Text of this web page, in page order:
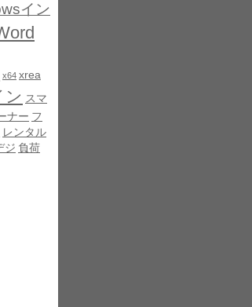
イン
x64 xrea
ン スマ
ナー フ
レンタル
ジ 負荷